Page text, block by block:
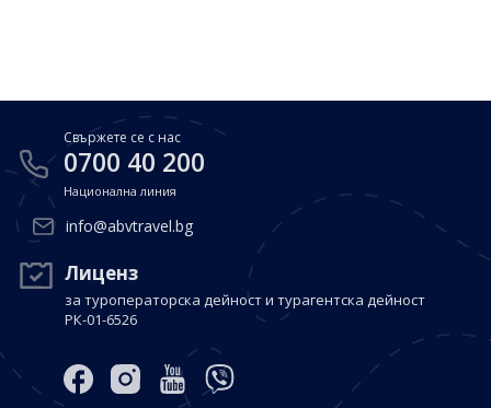
Почивки в Италия
Почивки в Доминиканска република
Почивки в Дубай
Почивка в Мексико
Политика за поверителност
Контакти
Вход за агенти
Свържете се с нас
0700 40 200
Свържете се с нас
0700 40 200
Национална линия
info@abvtravel.bg
Лиценз
за туроператорска дейност и турагентска дейност
РК-01-6526